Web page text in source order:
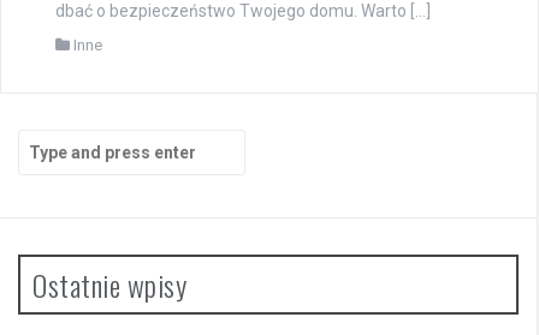
dbać o bezpieczeństwo Twojego domu. Warto […]
Inne
for:
Ostatnie wpisy